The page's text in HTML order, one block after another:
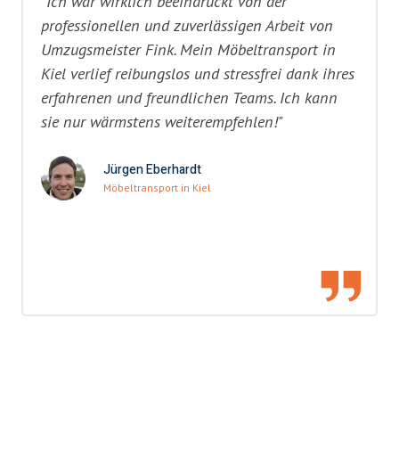
professionellen und zuverlässigen Arbeit von
Umzugsmeister Fink. Mein Möbeltransport in
Kiel verlief reibungslos und stressfrei dank ihres
erfahrenen und freundlichen Teams. Ich kann
sie nur wärmstens weiterempfehlen!"
Jürgen Eberhardt
Möbeltransport in Kiel